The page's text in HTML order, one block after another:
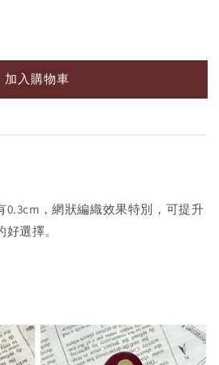
加入購物車
0.3cm，網狀編織效果特別，可提升
選擇。